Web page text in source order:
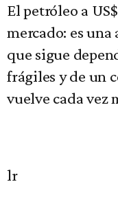
El petróleo a
mercado: es
que sigue
frágiles y de un
vuelve cada vez
lr